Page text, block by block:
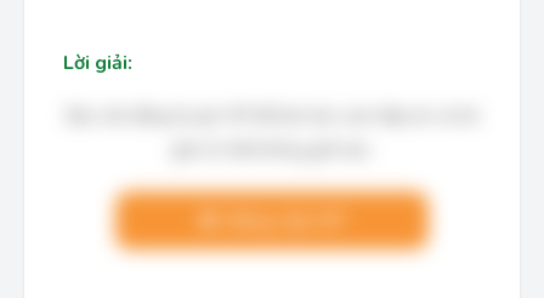
Lời giải: